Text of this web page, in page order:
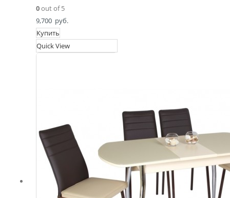
0out of 5
9,700 руб.
Купить
Quick View